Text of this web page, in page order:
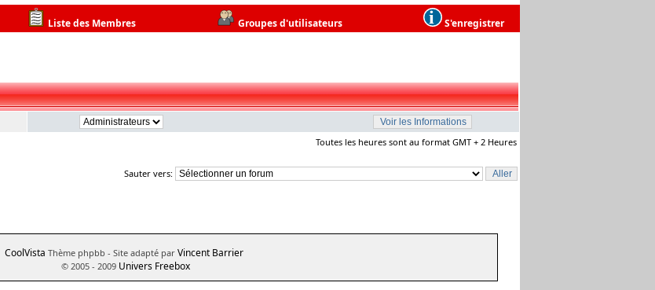
Liste des Membres Groupes d'utilisateurs S'enregistrer
Toutes les heures sont au format GMT + 2 Heures
Sauter vers:
CoolVista Thème phpbb - Site adapté par Vincent Barrier
© 2005 - 2009 Univers Freebox